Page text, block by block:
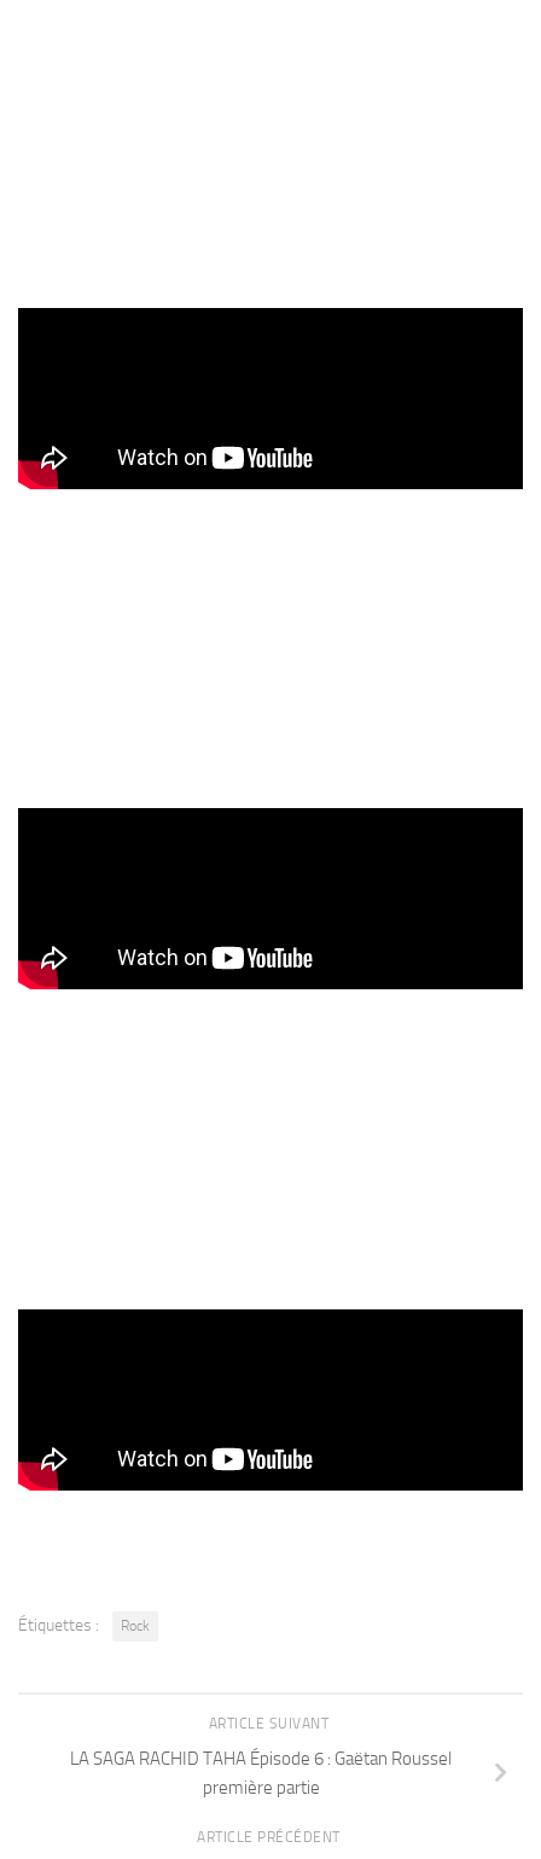
Étiquettes : Rock
ARTICLE SUIVANT
LA SAGA RACHID TAHA Épisode 6 : Gaëtan Roussel
première partie
ARTICLE PRÉCÉDENT